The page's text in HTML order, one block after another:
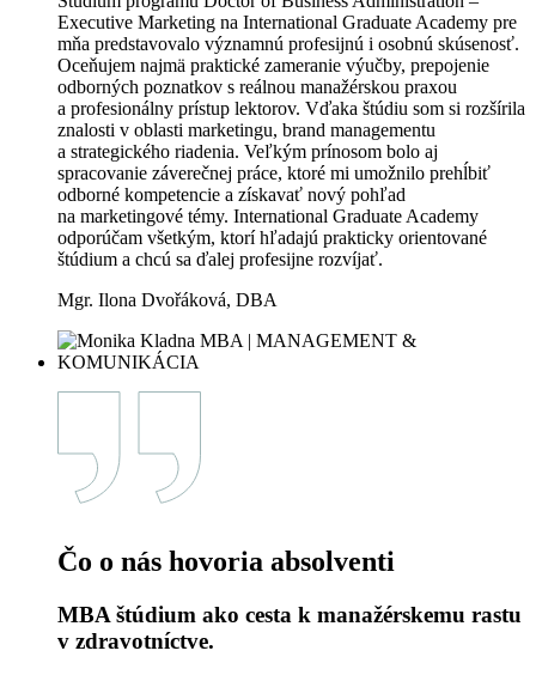
Executive Marketing na International Graduate Academy pre
mňa predstavovalo významnú profesijnú i osobnú skúsenosť.
Oceňujem najmä praktické zameranie výučby, prepojenie
odborných poznatkov s reálnou manažérskou praxou
a profesionálny prístup lektorov. Vďaka štúdiu som si rozšírila
znalosti v oblasti marketingu, brand managementu
a strategického riadenia. Veľkým prínosom bolo aj
spracovanie záverečnej práce, ktoré mi umožnilo prehĺbiť
odborné kompetencie a získavať nový pohľad
na marketingové témy. International Graduate Academy
odporúčam všetkým, ktorí hľadajú prakticky orientované
štúdium a chcú sa ďalej profesijne rozvíjať.
Mgr. Ilona Dvořáková, DBA
Čo o nás hovoria absolventi
MBA štúdium ako cesta k manažérskemu rastu
v zdravotníctve.